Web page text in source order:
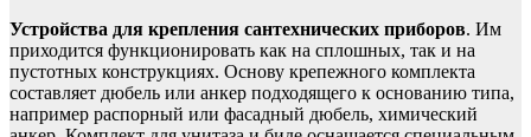
Устройства для крепления сантехнических приборов. Им
приходится функционировать как на сплошных, так и на
пустотных конструкциях. Основу крепежного комплекта
составляет дюбель или анкер подходящего к основанию типа,
например распорный или фасадный дюбель, химический